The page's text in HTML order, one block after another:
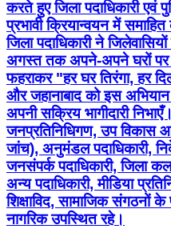
करते हुए जिला पदाधिकारी
प्रभावी क्रियान्वयन में
जिला पदाधिकारी ने
अगस्त तक अपने-अपने घरों पर
फहराकर "हर घर तिरंगा, हर
और जहानाबाद को इस
अपनी सक्रिय भागीदारी
जनप्रतिनिधिगण, उप विकास
जांच), अनुमंडल पदाधिकारी,
जनसंपर्क पदाधिकारी, जिला
अन्य पदाधिकारी, मीडिया
शिक्षाविद, सामाजिक संगठनों
नागरिक उपस्थित रहे।